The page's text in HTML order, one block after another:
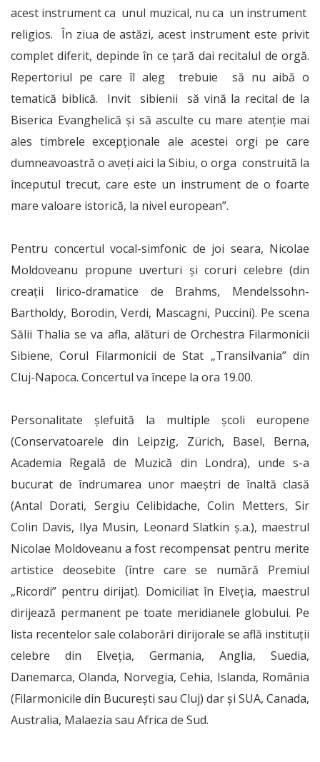
acest instrument ca unul muzical, nu ca un instrument
religios. În ziua de astăzi, acest instrument este privit
complet diferit, depinde în ce ţară dai recitalul de orgă.
Repertoriul pe care îl aleg trebuie să nu aibă o
tematică biblică. Invit sibienii să vină la recital de la
Biserica Evanghelică şi să asculte cu mare atenţie mai
ales timbrele excepţionale ale acestei orgi pe care
dumneavoastră o aveţi aici la Sibiu, o orga construită la
începutul trecut, care este un instrument de o foarte
mare valoare istorică, la nivel european”.
Pentru concertul vocal-simfonic de joi seara, Nicolae
Moldoveanu propune uverturi şi coruri celebre (din
creaţii lirico-dramatice de Brahms, Mendelssohn-
Bartholdy, Borodin, Verdi, Mascagni, Puccini). Pe scena
Sălii Thalia se va afla, alături de Orchestra Filarmonicii
Sibiene, Corul Filarmonicii de Stat „Transilvania” din
Cluj-Napoca. Concertul va începe la ora 19.00.
Personalitate şlefuită la multiple şcoli europene
(Conservatoarele din Leipzig, Zürich, Basel, Berna,
Academia Regală de Muzică din Londra), unde s-a
bucurat de îndrumarea unor maeştri de înaltă clasă
(Antal Dorati, Sergiu Celibidache, Colin Metters, Sir
Colin Davis, Ilya Musin, Leonard Slatkin ş.a.), maestrul
Nicolae Moldoveanu a fost recompensat pentru merite
artistice deosebite (între care se numără Premiul
„Ricordi” pentru dirijat). Domiciliat în Elveţia, maestrul
dirijează permanent pe toate meridianele globului. Pe
lista recentelor sale colaborări dirijorale se află instituţii
celebre din Elveţia, Germania, Anglia, Suedia,
Danemarca, Olanda, Norvegia, Cehia, Islanda, România
(Filarmonicile din Bucureşti sau Cluj) dar şi SUA, Canada,
Australia, Malaezia sau Africa de Sud.